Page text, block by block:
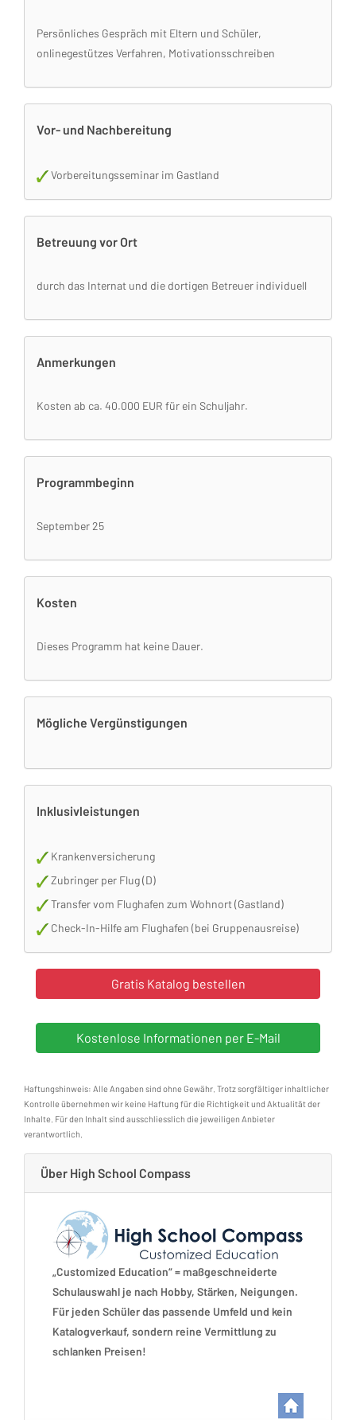
Persönliches Gespräch mit Eltern und Schüler,
onlinegestützes Verfahren, Motivationsschreiben
Vor- und Nachbereitung
Vorbereitungsseminar im Gastland
Betreuung vor Ort
durch das Internat und die dortigen Betreuer individuell
Anmerkungen
Kosten ab ca. 40.000 EUR für ein Schuljahr.
Programmbeginn
September 25
Kosten
Dieses Programm hat keine Dauer.
Mögliche Vergünstigungen
Inklusivleistungen
Krankenversicherung
Zubringer per Flug (D)
Transfer vom Flughafen zum Wohnort (Gastland)
Check-In-Hilfe am Flughafen (bei Gruppenausreise)
Haftungshinweis: Alle Angaben sind ohne Gewähr. Trotz sorgfältiger inhaltlicher
Kontrolle übernehmen wir keine Haftung für die Richtigkeit und Aktualität der
Inhalte. Für den Inhalt sind ausschliesslich die jeweiligen Anbieter
verantwortlich.
Über High School Compass
„Customized Education“ = maßgeschneiderte
Schulauswahl je nach Hobby, Stärken, Neigungen.
Für jeden Schüler das passende Umfeld und kein
Katalogverkauf, sondern reine Vermittlung zu
schlanken Preisen!